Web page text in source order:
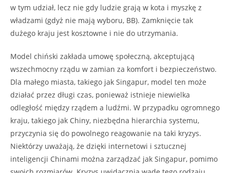
w tym udział, lecz nie gdy ludzie grają w kota i myszkę z
władzami (gdyż nie mają wyboru, BB). Zamknięcie tak
dużego kraju jest kosztowne i nie do utrzymania.
Model chiński zakłada umowę społeczną, akceptującą
wszechmocny rządu w zamian za komfort i bezpieczeństwo.
Dla małego miasta, takiego jak Singapur, model ten może
działać przez długi czas, ponieważ istnieje niewielka
odległość między rządem a ludźmi. W przypadku ogromnego
kraju, takiego jak Chiny, niezbędna hierarchia systemu,
przyczynia się do powolnego reagowanie na taki kryzys.
Niektórzy uważają, że dzięki internetowi i sztucznej
inteligencji Chinami można zarządzać jak Singapur, pomimo